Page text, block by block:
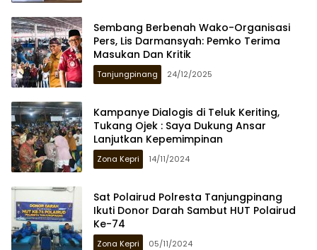
Sembang Berbenah Wako-Organisasi
Pers, Lis Darmansyah: Pemko Terima
Masukan Dan Kritik
Tanjungpinang 24/12/2025
Kampanye Dialogis di Teluk Keriting,
Tukang Ojek : Saya Dukung Ansar
Lanjutkan Kepemimpinan
Zona Kepri 14/11/2024
Sat Polairud Polresta Tanjungpinang
Ikuti Donor Darah Sambut HUT Polairud
Ke-74
Zona Kepri 05/11/2024